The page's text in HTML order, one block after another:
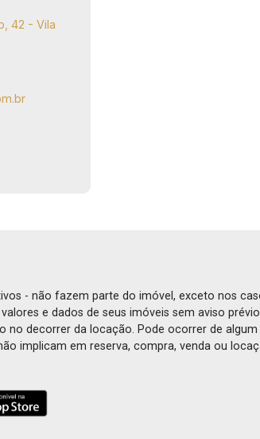
42 - Vila
- não fazem parte do imóvel, exceto nos
e dados de seus imóveis sem aviso
decorrer da locação. Pode ocorrer de
implicam em reserva, compra, venda ou